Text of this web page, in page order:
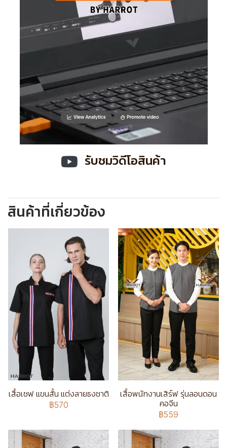
รับชมวิดีโอสินค้า
สินค้าที่เกี่ยวข้อง
เสื้อเชฟ แขนสั้น แต่งลายธงชาติ
฿570
เสื้อพนักงานเสิร์ฟ รุ่นลอนดอน
คอจีน
฿559